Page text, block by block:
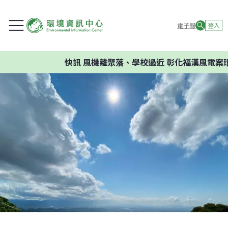
電子報 登入
風機離聚落、學校過近 彰化福漢風電案環委建